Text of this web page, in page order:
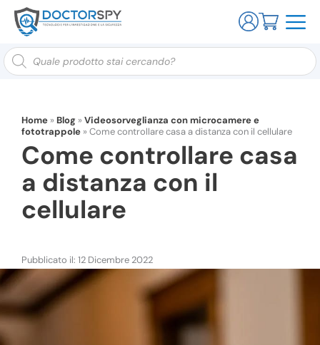
Ricerca
prodotti
Home » Blog » Videosorveglianza con microcamere e
fototrappole » Come controllare casa a distanza con il cellulare
Come controllare casa
a distanza con il
cellulare
Pubblicato il: 12 Dicembre 2022